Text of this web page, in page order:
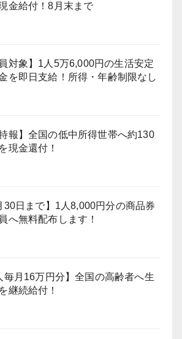
金給付！8月末まで
員対象】1人5万6,000円の生活安定
を即日支給！所得・年齢制限なし
特報】全国の低中所得世帯へ約130
現金還付！
30日まで】1人8,000円分の商品券
へ無料配布します！
毎月16万円分】全国の高齢者へ生
継続給付！